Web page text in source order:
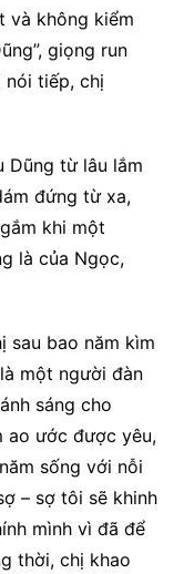
và không kiểm
giọng run
nói tiếp, chị
Dũng từ lâu lắm
đứng từ xa,
khi một
là của Ngọc,
sau bao năm kìm
một người đàn
sáng cho
ao ước được yêu,
sống với nỗi
– sợ tôi sẽ khinh
mình vì đã để
thời, chị khao